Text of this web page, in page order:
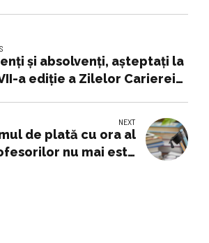
și absolvenți, așteptați la
a ediție a Zilelor Carierei
NEXT
de plată cu ora al
nu mai este